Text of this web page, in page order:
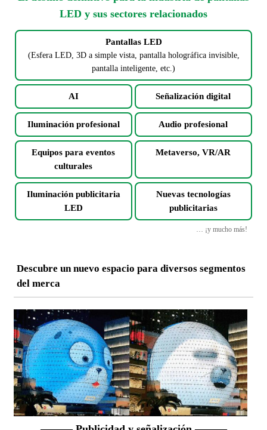
LED y sus sectores relacionados
Pantallas LED
(Esfera LED, 3D a simple vista, pantalla holográfica invisible,
pantalla inteligente, etc.)
AI Señalización digital
Iluminación profesional Audio profesional
Equipos para eventos
culturales
Metaverso, VR/AR
Iluminación publicitaria
LED
Nuevas tecnologías
publicitarias
… ¡y mucho más!
Descubre un nuevo espacio para diversos segmentos
del merca